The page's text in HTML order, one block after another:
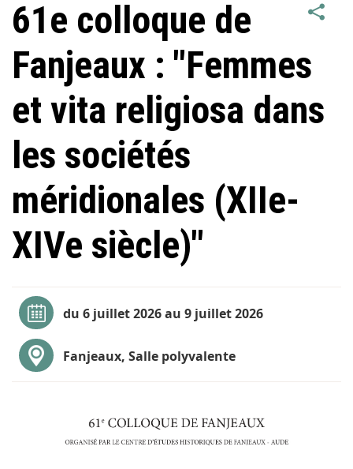
61e colloque de
Fanjeaux : "Femmes
et vita religiosa dans
les sociétés
méridionales (XIIe-
XIVe siècle)"
du 6 juillet 2026 au 9 juillet 2026
Fanjeaux, Salle polyvalente